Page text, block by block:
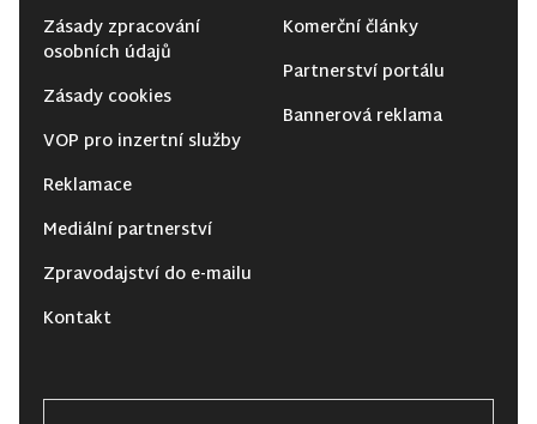
Zásady zpracování
osobních údajů
Zásady cookies
VOP pro inzertní služby
Reklamace
Mediální partnerství
Zpravodajství do e-mailu
Kontakt
Komerční články
Partnerství portálu
Bannerová reklama